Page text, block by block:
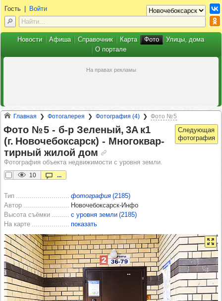
Главная Фотогалерея Фотография (4) Фото № 5
Фото № 5 -​ б‑р Зеле­ный, 3А к1
(г. Ново­че­бок­сарск) -​ Мно­гок­вар­
тир­ный жилой дом
Фотография объекта недвижимости с уровня земли.
10 ...
Тип фотография (2185)
Автор
Новочебоксарск-Инфо
Высота съёмки
с уровня земли (2185)
На карте
показать
Гость| Войти
Новости Афиша Справочник Карта Фото
Улицы, дома
О портале